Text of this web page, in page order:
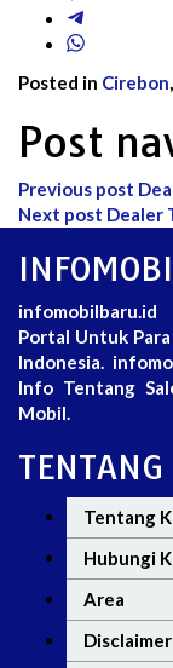
Posted in Cirebon,
Post
Previous post
Next post Dealer
Portal Untuk
Indonesia.
Info Tentang
Mobil.
Tentang
Hubungi
Area
Disclaimer